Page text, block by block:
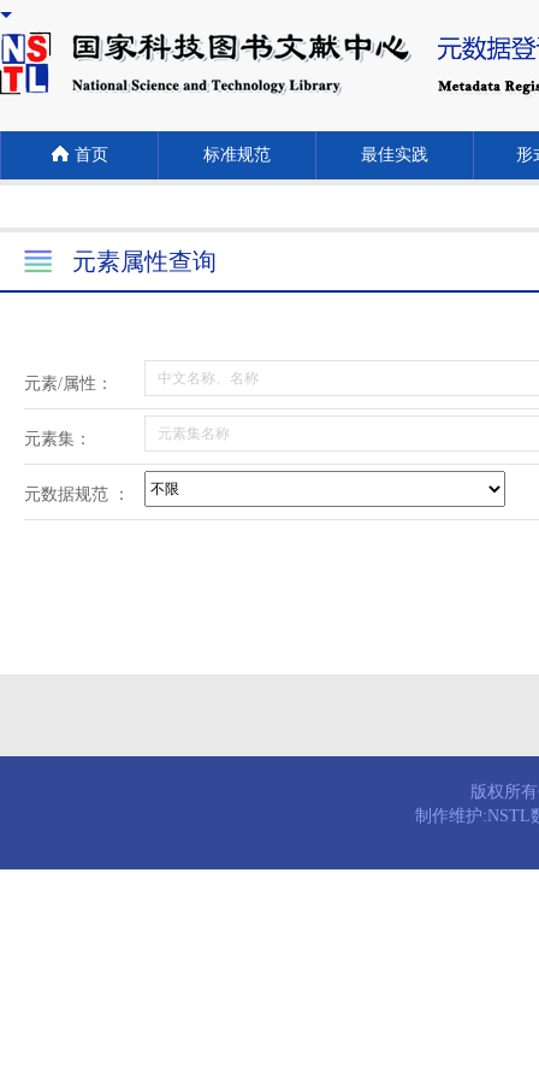
首页 标准规范 最佳实践 形
元素属性查询
元素/属性：
元素集：
元数据规范 ：
版权所
制作维护:NSTL